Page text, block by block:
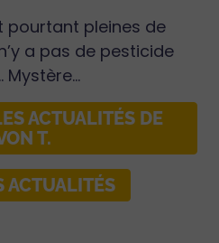
pourtant pleines de
a pas de pesticide
Mystère…
ACTUALITÉS DE
T.
ACTUALITÉS